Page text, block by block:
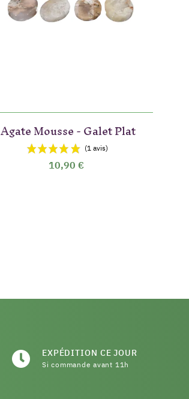
Agate Mousse - Galet Plat
10,90 €
EXPÉDITION CE JOUR
Si commande avant 11h